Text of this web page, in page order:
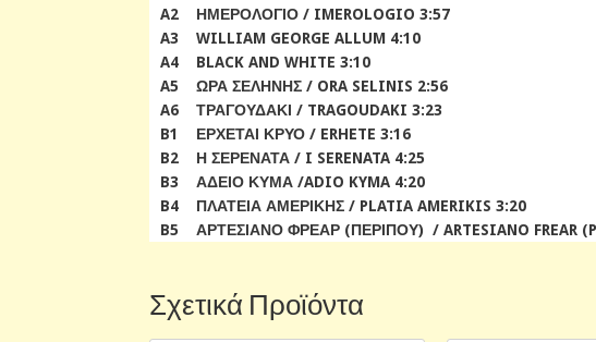
A2 ΗΜΕΡΟΛΟΓΙΟ / IMEROLOGIO 3:57
A3 WILLIAM GEORGE ALLUM 4:10
A4 BLACK AND WHITE 3:10
A5 ΩΡΑ ΣΕΛΗΝΗΣ / ORA SELINIS 2:56
A6 ΤΡΑΓΟΥΔΑΚΙ / TRAGOUDAKI 3:23
B1 ΕΡΧΕΤΑΙ ΚΡΥΟ / ERHETE 3:16
B2 Η ΣΕΡΕΝΑΤΑ / I SERENATA 4:25
B3 ΑΔΕΙΟ ΚΥΜΑ /ADIO KYMA 4:20
B4 ΠΛΑΤΕΙΑ ΑΜΕΡΙΚΗΣ / PLATIA AMERIKIS 3:20
B5 ΑΡΤΕΣΙΑΝΟ ΦΡΕΑΡ (ΠΕΡΙΠΟΥ) / ARTESIANO FREAR
Σχετικά Προϊόντα